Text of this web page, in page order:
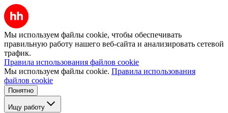
Мы используем файлы cookie, чтобы обеспечивать
правильную работу нашего веб-сайта и анализировать сетевой
трафик.
Правила использования файлов cookie
Мы используем файлы cookie. Правила использования
файлов cookie
Понятно
Ищу работу